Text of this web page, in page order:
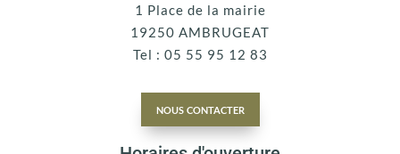
1 Place de la mairie
19250 AMBRUGEAT
Tel : 05 55 95 12 83
nous contacter